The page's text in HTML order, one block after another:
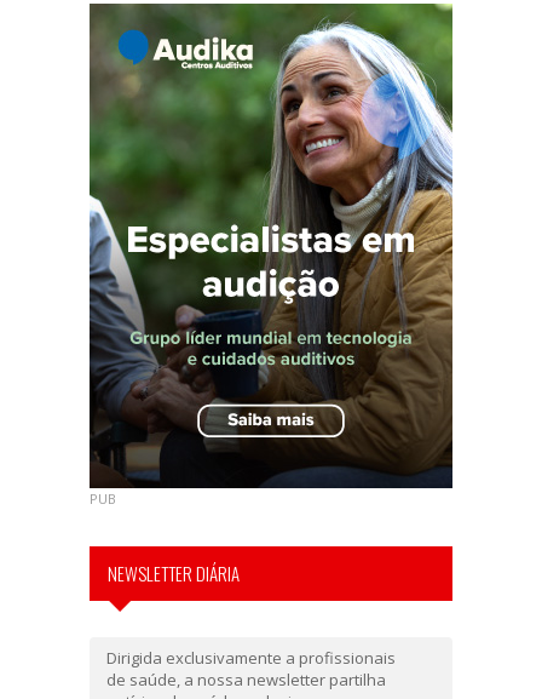
PUB
NEWSLETTER DIÁRIA
Dirigida exclusivamente a profissionais
de saúde, a nossa newsletter partilha